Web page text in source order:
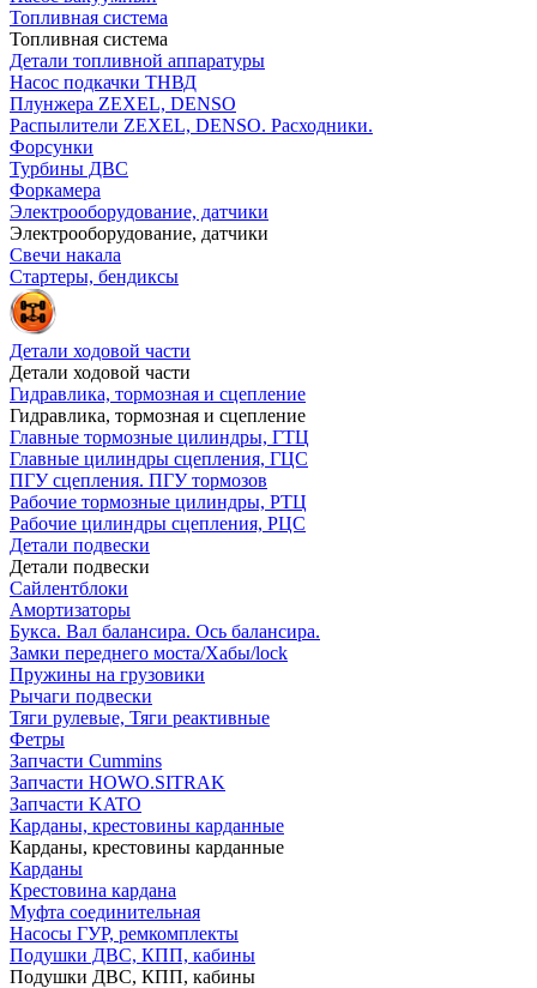
Топливная система
Топливная система
Детали топливной аппаратуры
Насос подкачки ТНВД
Плунжера ZEXEL, DENSO
Распылители ZEXEL, DENSO. Расходники.
Форсунки
Турбины ДВС
Форкамера
Электрооборудование, датчики
Электрооборудование, датчики
Свечи накала
Стартеры, бендиксы
Детали ходовой части
Детали ходовой части
Гидравлика, тормозная и сцепление
Гидравлика, тормозная и сцепление
Главные тормозные цилиндры, ГТЦ
Главные цилиндры сцепления, ГЦС
ПГУ сцепления. ПГУ тормозов
Рабочие тормозные цилиндры, РТЦ
Рабочие цилиндры сцепления, РЦС
Детали подвески
Детали подвески
Cайлентблоки
Амортизаторы
Букса. Вал балансира. Ось балансира.
Замки переднего моста/Хабы/lock
Пружины на грузовики
Рычаги подвески
Тяги рулевые, Тяги реактивные
Фетры
Запчасти Cummins
Запчасти HOWO.SITRAK
Запчасти KATO
Карданы, крестовины карданные
Карданы, крестовины карданные
Карданы
Крестовина кардана
Муфта соединительная
Насосы ГУР, ремкомплекты
Подушки ДВС, КПП, кабины
Подушки ДВС, КПП, кабины